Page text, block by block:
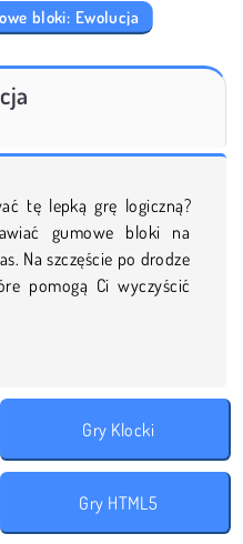
bloki: Ewolucja
tę lepką grę logiczną?
gumowe bloki na
Na szczęście po drodze
pomogą Ci wyczyścić
Gry Klocki
Gry HTML5